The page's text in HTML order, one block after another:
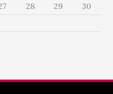
28 29
30